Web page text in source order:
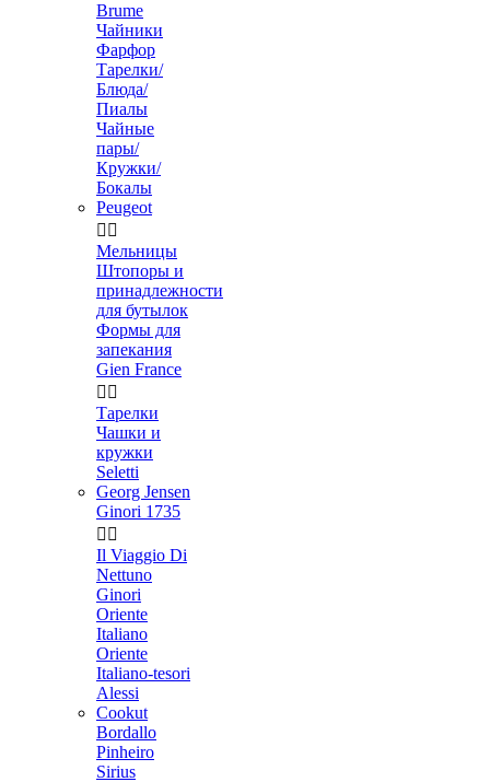
Brume
Чайники
Фарфор
Тарелки/
Блюда/
Пиалы
Чайные
пары/
Кружки/
Бокалы
Peugeot
 
Мельницы
Штопоры и
принадлежности
для бутылок
Формы для
запекания
Gien France
 
Тарелки
Чашки и
кружки
Seletti
Georg Jensen
Ginori 1735
 
Il Viaggio Di
Nettuno
Ginori
Oriente
Italiano
Oriente
Italiano-tesori
Alessi
Cookut
Bordallo
Pinheiro
Sirius